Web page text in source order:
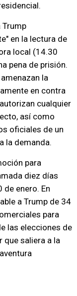
Trump
en la lectura de
local (14.30
pena de prisión.
la
en contra
cualquier
así como
oficiales de un
la demanda.
para
diez días
de enero. En
a Trump de 34
para
las elecciones de
que saliera a la